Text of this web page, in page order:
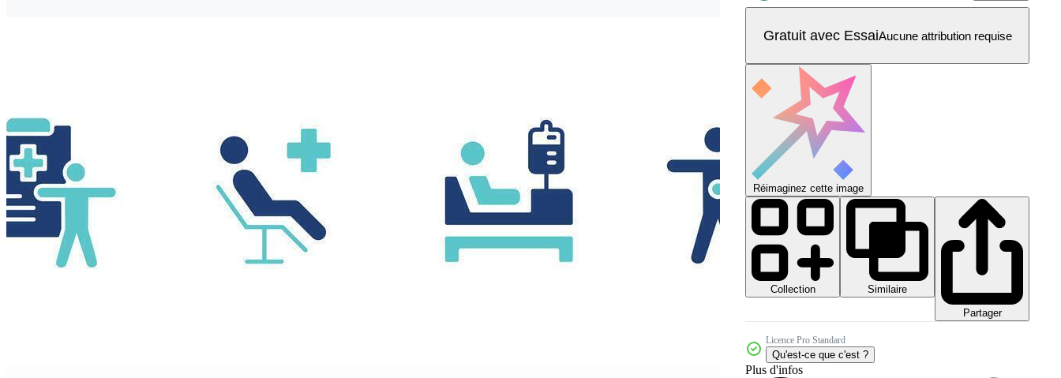
Gratuit avec EssaiAucune attribution requise
Réimaginez cette image
Collection
Similaire
Partager
Licence Pro Standard
Qu'est-ce que c'est ?
Plus d'infos